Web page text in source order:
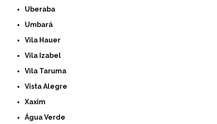
Uberaba
Umbará
Vila Hauer
Vila Izabel
Vila Taruma
Vista Alegre
Xaxim
Água Verde